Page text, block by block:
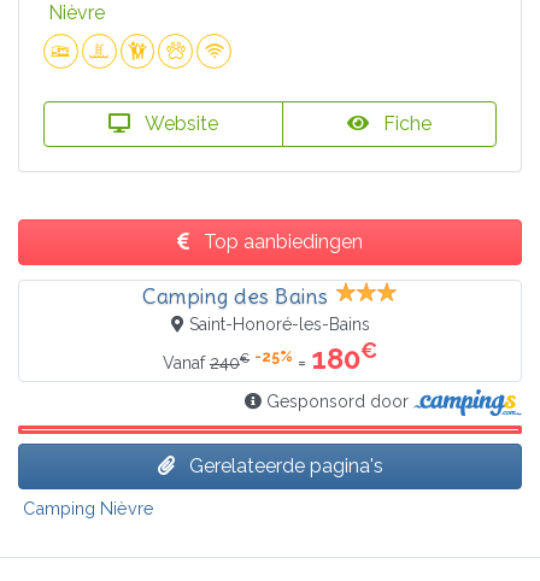
Nièvre
Website Fiche
Top aanbiedingen
Camping des Bains
Saint-Honoré-les-Bains
Vanaf240€ -25% = 180€
Gesponsord door
Gerelateerde pagina's
Camping Nièvre